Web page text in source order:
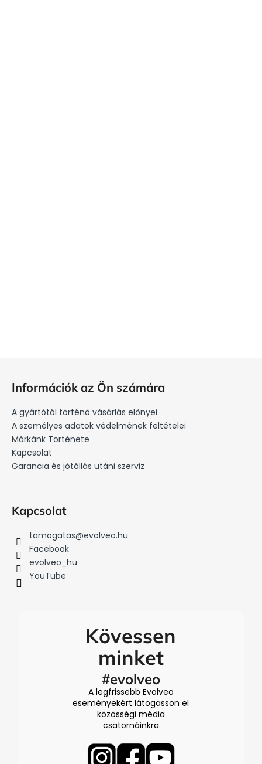
Információk az Ön számára
A gyártótól történő vásárlás előnyei
A személyes adatok védelmének feltételei
Márkánk Története
Kapcsolat
Garancia és jótállás utáni szerviz
Kapcsolat
tamogatas@evolveo.hu
Facebook
evolveo_hu
YouTube
Kövessen
minket
#evolveo
A legfrissebb Evolveo
eseményekért látogasson el
közösségi média
csatornáinkra